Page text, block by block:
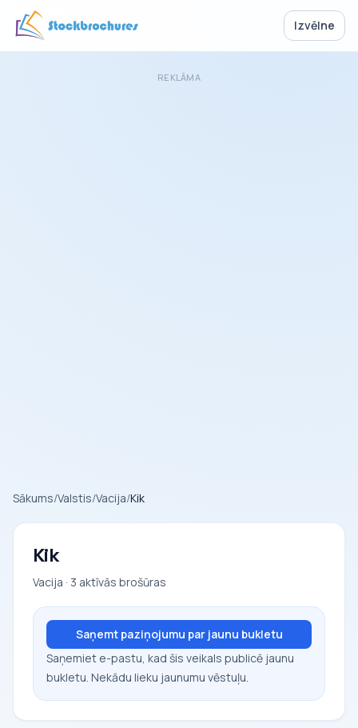
Izvēlne
REKLĀMA
Sākums/Valstis/Vacija/Kik
Kik
Vacija · 3 aktīvās brošūras
Saņemt paziņojumu par jaunu bukletu
Saņemiet e-pastu, kad šis veikals publicē jaunu
bukletu. Nekādu lieku jaunumu vēstuļu.